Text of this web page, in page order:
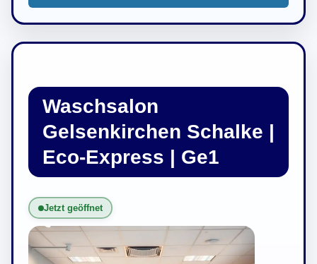
Waschsalon
Gelsenkirchen Schalke |
Eco-Express | Ge1
Jetzt geöffnet